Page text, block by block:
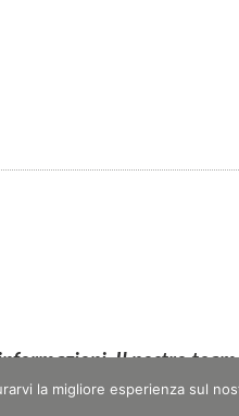
Il nostro
la migliore esperienza sul